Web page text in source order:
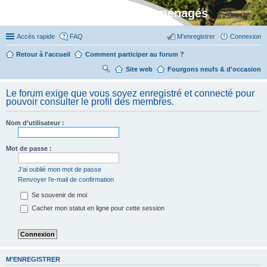
Stylevan - Vans aménagés
Accès rapide FAQ Connexion
M’enregistrer
Retour à l'accueil Comment participer au forum ?
Fourgons neufs & d'occasion
Site web
R
her
ch
er
Le forum exige que vous soyez enregistré et connecté pour
pouvoir consulter le profil des membres.
Nom d’utilisateur :
Mot de passe :
J’ai oublié mon mot de passe
Renvoyer l’e-mail de confirmation
Se souvenir de moi
Cacher mon statut en ligne pour cette session
M’ENREGISTRER